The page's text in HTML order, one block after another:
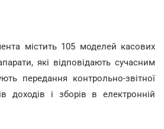
містить 105 моделей касових
які відповідають сучасним
передання контрольно-звітної
доходів і зборів в електронній